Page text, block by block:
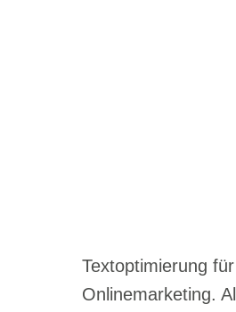
Textoptimierung
Onlinemarketing.